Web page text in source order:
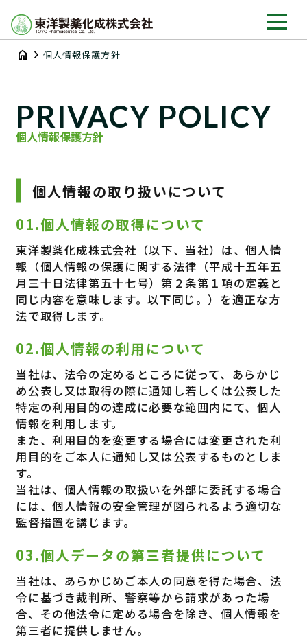
home chevron_right個人情報保護方針
PRIVACY POLICY
個人情報保護方針
個人情報の取り扱いについて
01.個人情報の取得について
東洋製薬化成株式会社 （以下、当社）は、個人情
報（個人情報の保護に関する法律（平成十五年五
月三十日法律第五十七号）第２条第１項の定義と
同じ内容を意味します。以下同じ。）を適正な方
法で取得します。
02.個人情報の利用について
当社は、法令の定めるところに従って、あらかじ
め公表し又は取得の際に通知し若しくは公表した
特定の利用目的の達成に必要な範囲内にて、個人
情報を利用します。
また、利用目的を変更する場合には変更された利
用目的をご本人に通知し又は公表するものとしま
す。
当社は、個人情報の取扱いを外部に委託する場合
には、個人情報の安全管理が図られるよう適切な
監督措置を講じます。
03.個人データの第三者提供について
当社は、あらかじめご本人の同意を得た場合、法
令に基づき裁判所、警察等から請求があった場
合、その他法令に定める場合を除き、個人情報を
第三者に提供しません。